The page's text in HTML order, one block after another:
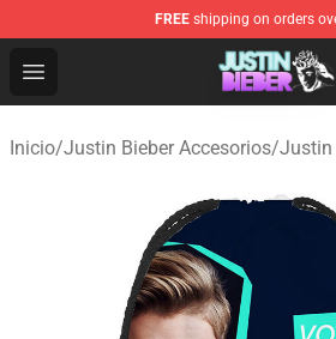
FREE shipping on orders
Open menu
Justin Bieber Store - Official
Inicio/Justin Bieber Accesorios/Justin